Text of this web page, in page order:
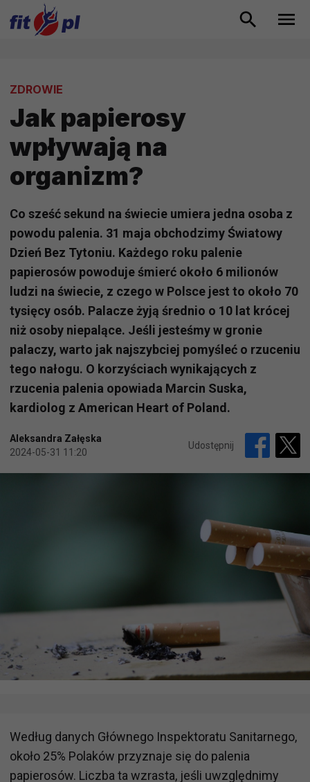
ZDROWIE
Jak papierosy
wpływają na
organizm?
Co sześć sekund na świecie umiera jedna osoba z
powodu palenia. 31 maja obchodzimy Światowy
Dzień Bez Tytoniu. Każdego roku palenie
papierosów powoduje śmierć około 6 milionów
ludzi na świecie, z czego w Polsce jest to około 70
tysięcy osób. Palacze żyją średnio o 10 lat krócej
niż osoby niepalące. Jeśli jesteśmy w gronie
palaczy, warto jak najszybciej pomyśleć o rzuceniu
tego nałogu. O korzyściach wynikających z
rzucenia palenia opowiada Marcin Suska,
kardiolog z American Heart of Poland.
Aleksandra Załęska
2024-05-31 11:20
Udostępnij
Według danych Głównego Inspektoratu Sanitarnego,
około 25% Polaków przyznaje się do palenia
papierosów. Liczba ta wzrasta, jeśli uwzględnimy